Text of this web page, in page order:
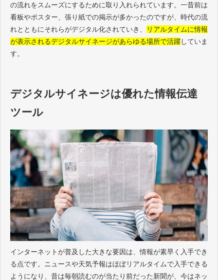
の流れをスムーズにするために取り入れられています。一昔前は
看板やポスター、張り紙での掲示が多かったのですが、時代の流
れとともにそれらがデジタル化されていき、
リアルタイムに情報
が表示されるデジタルサイネージがあらゆる場所で活躍 していま
す。
デジタルサイネージは優れた情報伝達
ツール
インターネットが普及した大きな要因は、情報が素早く入手でき
る点です。ニュースや天気予報はほぼリアルタイムで入手できる
ようになり、昔は毎朝読むのが当たり前だった新聞が、今はネッ